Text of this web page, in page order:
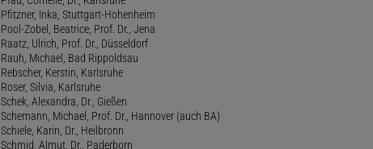
Pfitzner, Inka, Stuttgart-Hohenheim
Pool-Zobel, Beatrice, Prof. Dr., Jena
Raatz, Ulrich, Prof. Dr., Düsseldorf
Rauh, Michael, Bad Rippoldsau
Rebscher, Kerstin, Karlsruhe
Roser, Silvia, Karlsruhe
Schek, Alexandra, Dr., Gießen
Schemann, Michael, Prof. Dr., Hannover (auch BA)
Schiele, Karin, Dr., Heilbronn
Schmid, Almut, Dr., Paderborn